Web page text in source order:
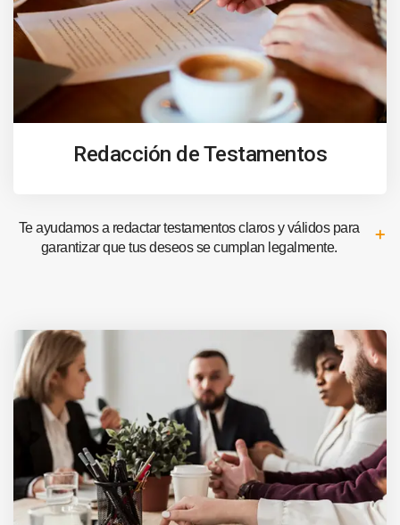
Redacción de Testamentos
Te ayudamos a redactar testamentos claros y válidos para
garantizar que tus deseos se cumplan legalmente.